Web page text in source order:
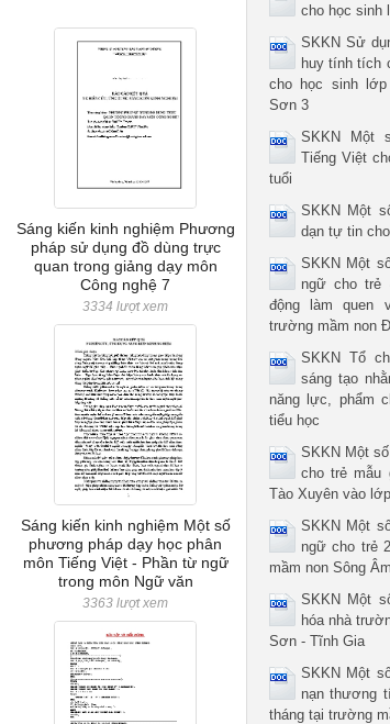
Sáng kiến kinh nghiệm Phương
pháp sử dụng đồ dùng trực
quan trong giảng dạy môn
Công nghệ 7
3334 lượt xem
Sáng kiến kinh nghiệm Một số
phương pháp dạy học phân
môn Tiếng Việt - Phần từ ngữ
trong môn Ngữ văn
3363 lượt xem
cho học sinh
SKKN Sử
huy tính tích
cho học sinh
Sơn 3
SKKN Một
Tiếng Việt
tuổi
SKKN Một
dạn tự tin
SKKN Một
ngữ cho trẻ
động làm quen
trường mầm non
SKKN Tổ
sáng tạo
năng lực, phẩm
tiểu học
SKKN Một
cho trẻ mẫu
Tào Xuyên vào
SKKN Một
ngữ cho trẻ
mầm non Sông Âm
SKKN Một
hóa nhà
Sơn - Tĩnh Gia
SKKN Một
nạn thương
tháng tại trường